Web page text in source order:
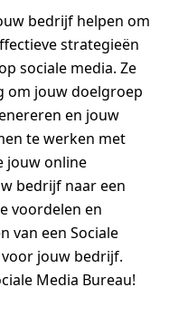
bedrijf helpen om
strategieën
sociale media. Ze
om jouw doelgroep
en jouw
te werken met
jouw online
bedrijf naar een
voordelen en
van een Sociale
jouw bedrijf.
Media Bureau!